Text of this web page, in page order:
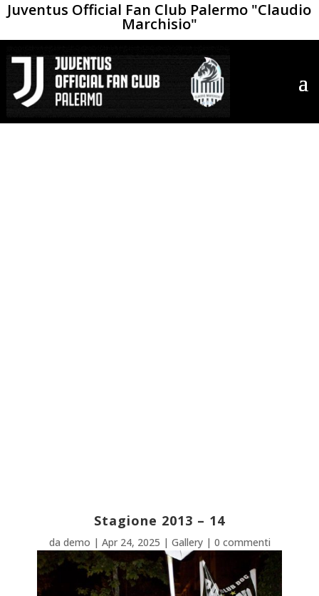
Juventus Official Fan Club Palermo "Claudio
Marchisio"
Stagione 2013 – 14
da demo | Apr 24, 2025 | Gallery| 0 commenti